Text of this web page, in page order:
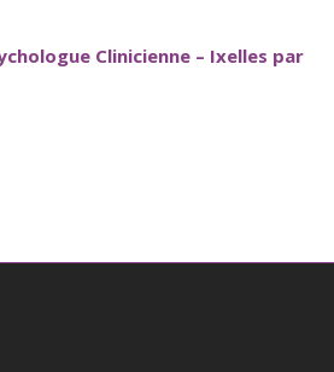
Clinicienne – Ixelles par